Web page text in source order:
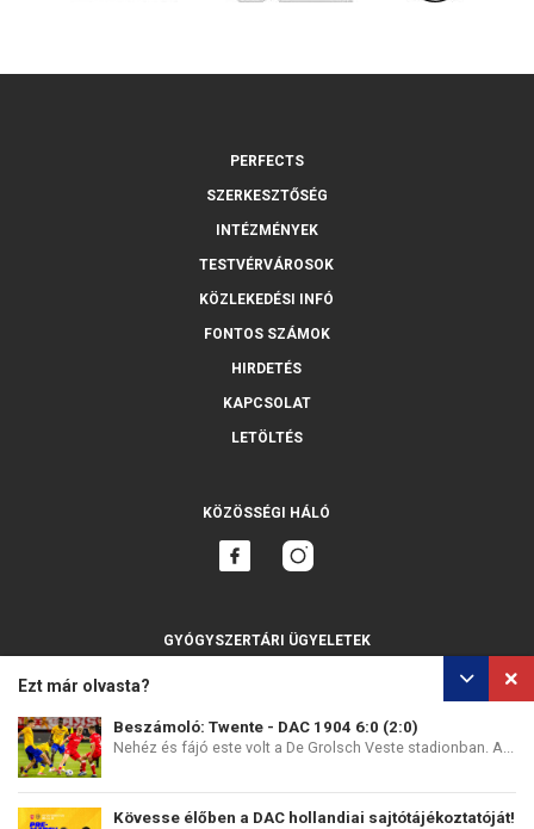
Ezt már olvasta?
Beszámoló: Twente - DAC 1904 6:0 (2:0)
Nehéz és fájó este volt a De Grolsch Veste stadionban. A...
Kövesse élőben a DAC hollandiai sajtótájékoztatóját!
PERFECTS
SZERKESZTŐSÉG
INTÉZMÉNYEK
TESTVÉRVÁROSOK
KÖZLEKEDÉSI INFÓ
FONTOS SZÁMOK
HIRDETÉS
KAPCSOLAT
LETÖLTÉS
KÖZÖSSÉGI HÁLÓ
GYÓGYSZERTÁRI ÜGYELETEK
SZEMÉLYES ADATOK VÉDELME
COPYRIGHT © PERFECTS, A.S. WEB DESIGN:EPIX MEDIA